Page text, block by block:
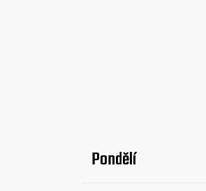
Pondělí